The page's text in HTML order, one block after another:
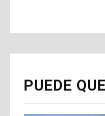
PUEDE